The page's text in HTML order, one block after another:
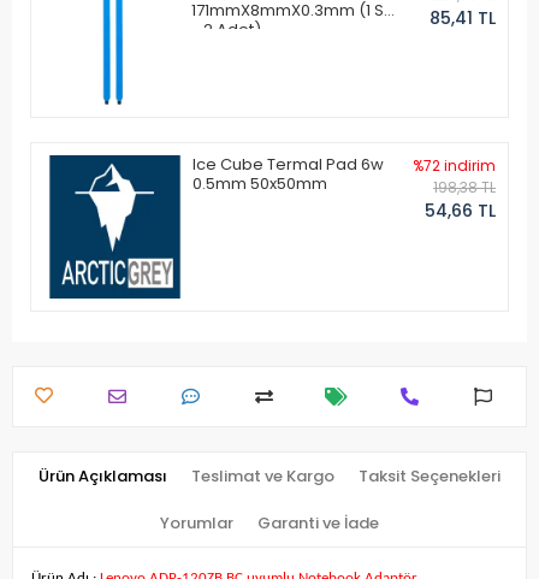
171mmX8mmX0.3mm (1 Set
- 2 Adet)
85,41 TL
Ice Cube Termal Pad 6w
0.5mm 50x50mm
%72 indirim
198,38 TL
54,66 TL
Ürün Açıklaması Teslimat ve Kargo Taksit Seçenekleri
Yorumlar Garanti ve İade